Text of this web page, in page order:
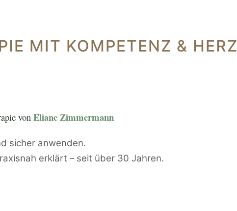
MIT KOMPETENZ & HERZ
von Eliane Zimmermann
sicher anwenden.
erklärt – seit über 30 Jahren.